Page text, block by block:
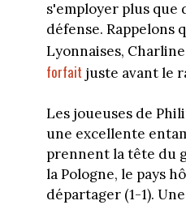
s'employer plus que
défense. Rappelons
Lyonnaises, Charline
forfait juste avant le
Les joueuses de
une excellente
prennent la tête du
la Pologne, le pays
départager (1-1).